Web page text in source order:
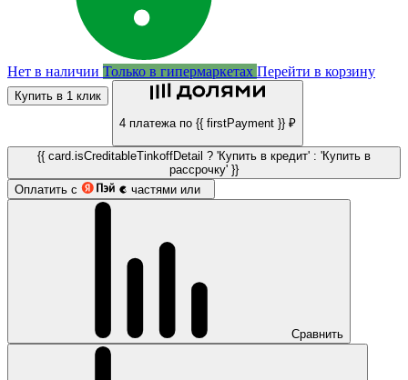
Нет в наличии Только в гипермаркетах Перейти в корзину
Купить в 1 клик
4 платежа по {{ firstPayment }} ₽
{{ card.isCreditableTinkoffDetail ? 'Купить в кредит' : 'Купить в
рассрочку' }}
Оплатить с
частями или
Сравнить